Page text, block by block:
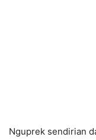
Nguprek sendirian